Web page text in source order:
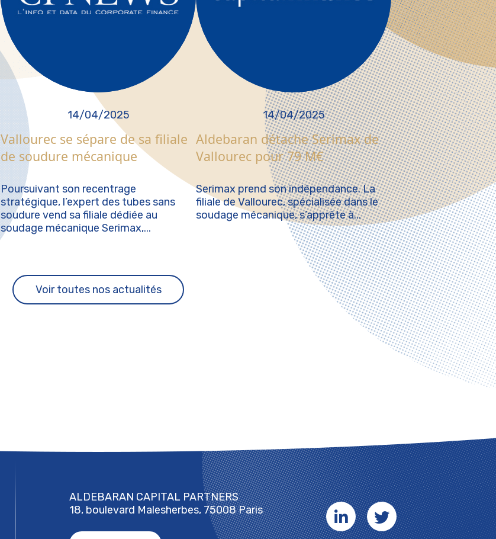
14/04/2025
Vallourec se sépare de sa filiale
de soudure mécanique
Poursuivant son recentrage
stratégique, l’expert des tubes sans
soudure vend sa filiale dédiée au
soudage mécanique Serimax,...
14/04/2025
Aldebaran détache Serimax de
Vallourec pour 79 M€
Serimax prend son indépendance. La
filiale de Vallourec, spécialisée dans le
soudage mécanique, s’apprête à...
Voir toutes nos actualités
ALDEBARAN CAPITAL PARTNERS
18, boulevard Malesherbes, 75008 Paris